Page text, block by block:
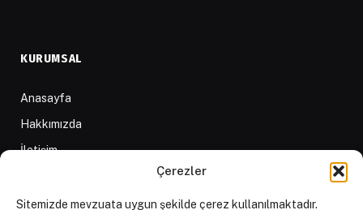
Çerezler
Sitemizde mevzuata uygun şekilde çerez kullanılmaktadır.
KURUMSAL
Anasayfa
Hakkımızda
İletişim
D84 Yayınları